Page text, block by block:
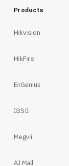
Products
Hikvision
HikFire
EnGenius
IBSG
Megvii
AI Mall